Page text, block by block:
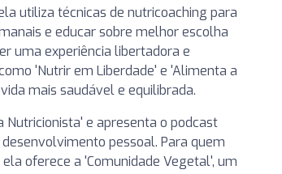
utiliza técnicas de nutricoaching para
e educar sobre melhor escolha
uma experiência libertadora e
'Nutrir em Liberdade' e 'Alimenta a
mais saudável e equilibrada.
e apresenta o podcast
pessoal. Para quem
oferece a 'Comunidade Vegetal', um